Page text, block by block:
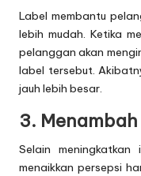
Label membantu
lebih mudah. Ketika
pelanggan akan
label tersebut.
jauh lebih besar.
3.
Selain
menaikkan persepsi